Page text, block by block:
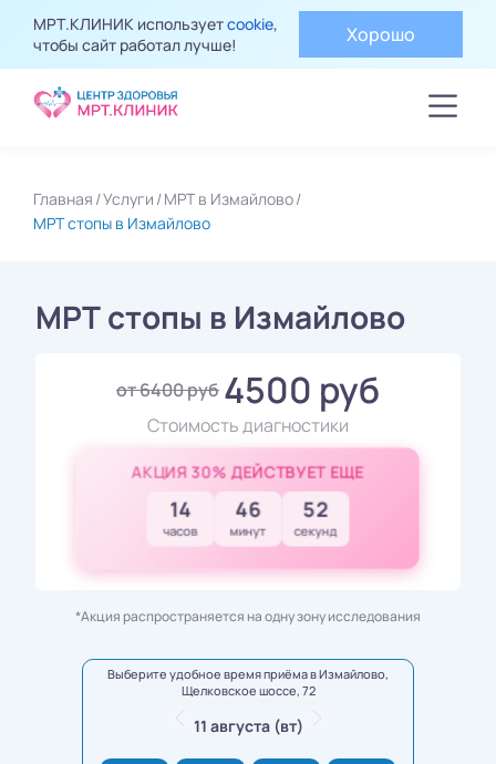
МРТ.КЛИНИК используетcookie,
чтобы сайт работал лучше!
Хорошо
Главная Услуги МРТ в Измайлово
МРТ стопы в Измайлово
МРТ стопы в Измайлово
от 6400 руб 4500 руб
Стоимость диагностики
АКЦИЯ 30% ДЕЙСТВУЕТ ЕЩЕ
14
часов
46
минут
50
секунд
*Акция распространяется на одну зону исследования
Выберите удобное время приёма в Измайлово,
Щелковское шоссе, 72
11 августа (вт)